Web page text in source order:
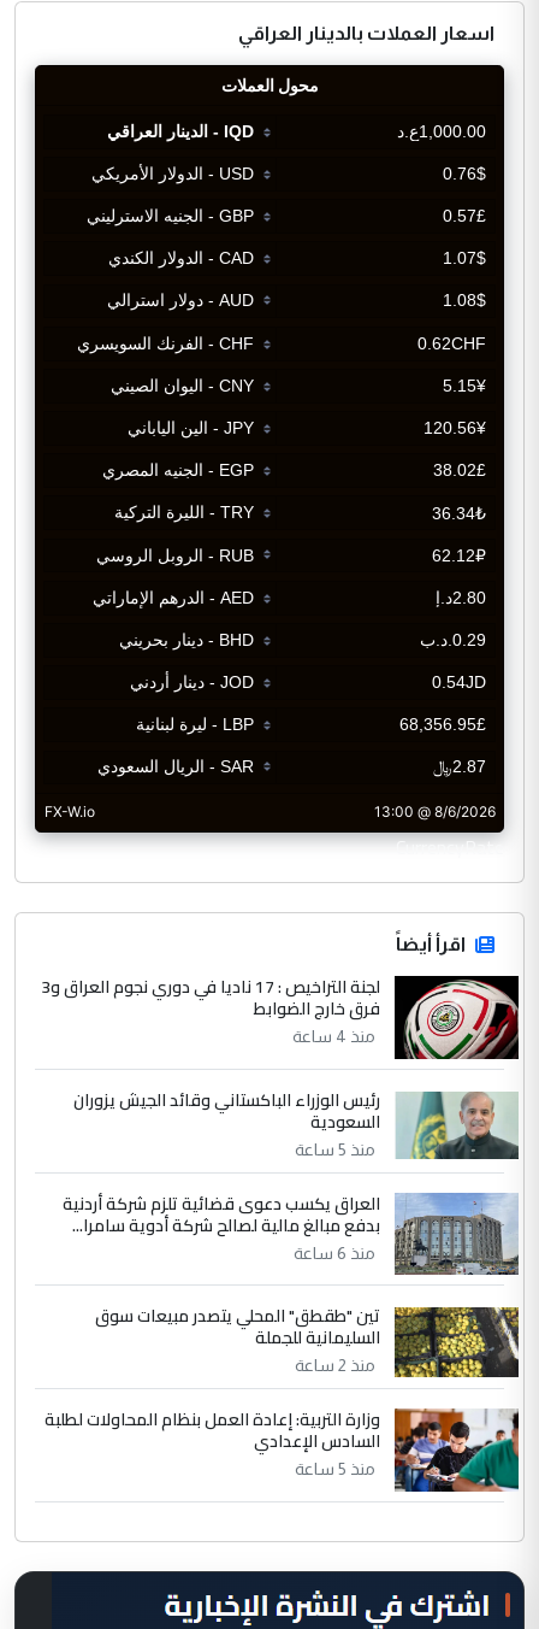
اسعار العملات بالدينار العراقي
CurrencyRate
اقرأ أيضاً
لجنة التراخيص : 17 ناديا في دوري نجوم العراق و3
فرق خارج الضوابط
منذ 4 ساعة
رئيس الوزراء الباكستاني وقائد الجيش يزوران
السعودية
منذ 5 ساعة
العراق يكسب دعوى قضائية تلزم شركة أردنية
بدفع مبالغ مالية لصالح شركة أدوية سامرا...
منذ 6 ساعة
تين "طقطق" المحلي يتصدر مبيعات سوق
السليمانية للجملة
منذ 2 ساعة
وزارة التربية: إعادة العمل بنظام المحاولات لطلبة
السادس الإعدادي
منذ 5 ساعة